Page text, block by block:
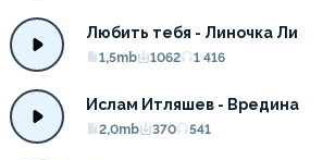
Любить тебя - Линочка Ли
1,5mb 1062 1 416
Ислам Итляшев - Вредина
2,0mb 370 541